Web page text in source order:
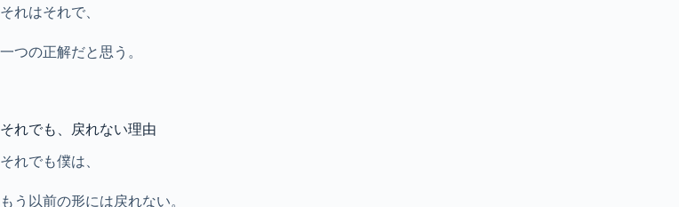
それはそれで、
一つの正解だと思う。
それでも、戻れない理由
それでも僕は、
もう以前の形には戻れない。